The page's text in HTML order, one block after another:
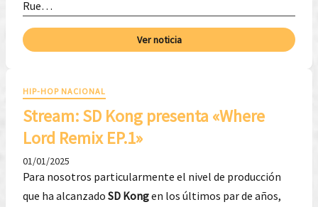
Rue…
Ver noticia
HIP-HOP NACIONAL
Stream: SD Kong presenta «Where
Lord Remix EP.1»
01/01/2025
Para nosotros particularmente el nivel de producción
que ha alcanzado SD Kongen los últimos par de años,